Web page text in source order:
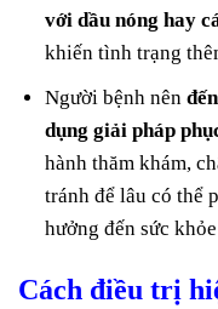
với dầu nóng hay
khiến tình trạng
Người bệnh nên
dụng giải pháp
hành thăm khám,
tránh để lâu có thể
hưởng đến sức
Cách điều trị